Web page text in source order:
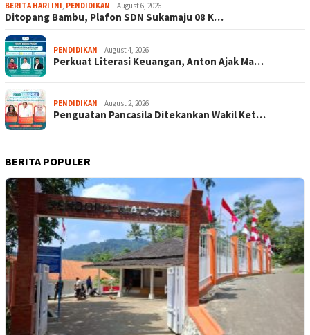
BERITA HARI INI, PENDIDIKAN August 6, 2026
Ditopang Bambu, Plafon SDN Sukamaju 08 K…
PENDIDIKAN August 4, 2026
Perkuat Literasi Keuangan, Anton Ajak Ma…
PENDIDIKAN August 2, 2026
Penguatan Pancasila Ditekankan Wakil Ket…
BERITA POPULER